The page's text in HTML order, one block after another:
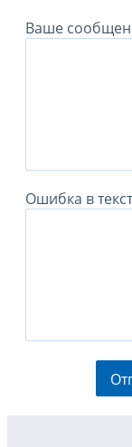
Ваше
Ошибка в